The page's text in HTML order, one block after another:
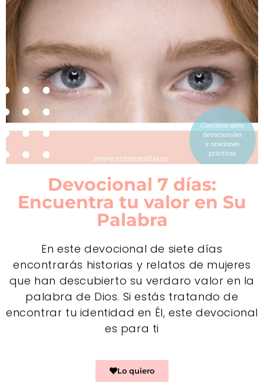
Devocional 7 días:
Encuentra tu valor en Su
Palabra
En este devocional de siete días
encontrarás historias y relatos de mujeres
que han descubierto su verdaro valor en la
palabra de Dios. Si estás tratando de
encontrar tu identidad en Él, este devocional
es para ti
Lo quiero